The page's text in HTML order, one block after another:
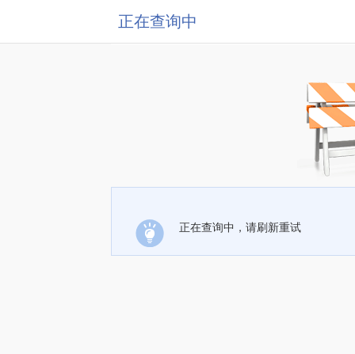
正在查询中
正在查询中，请刷新重试